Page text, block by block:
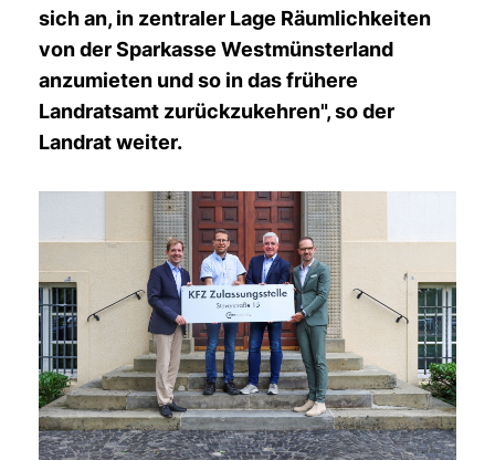
sich an, in zentraler Lage Räumlichkeiten
von der Sparkasse Westmünsterland
anzumieten und so in das frühere
Landratsamt zurückzukehren", so der
Landrat weiter.